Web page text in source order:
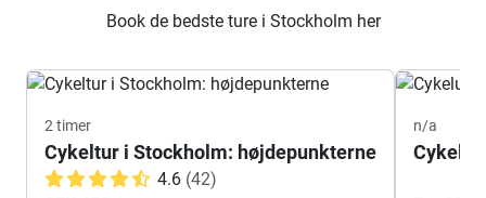
Book de bedste ture i Stockholm her
2 timer
Cykeltur i Stockholm: højdepunkterne
4.6 (42)
n/a